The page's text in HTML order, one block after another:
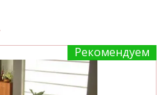
Рекомендуем